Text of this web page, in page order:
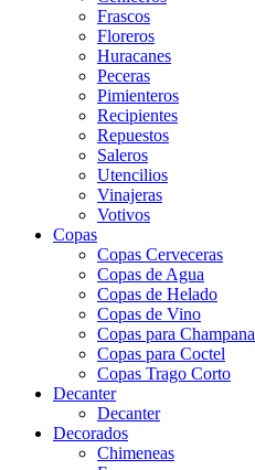
Frascos
Floreros
Huracanes
Peceras
Pimienteros
Recipientes
Repuestos
Saleros
Utencilios
Vinajeras
Votivos
Copas
Copas Cerveceras
Copas de Agua
Copas de Helado
Copas de Vino
Copas para Champana
Copas para Coctel
Copas Trago Corto
Decanter
Decanter
Decorados
Chimeneas